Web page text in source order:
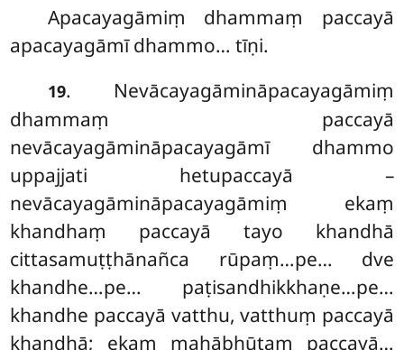
Apacayagāmiṃ dhammaṃ paccayā
apacayagāmī dhammo… tīṇi.
19. Nevācayagāmināpacayagāmiṃ
dhammaṃ paccayā
nevācayagāmināpacayagāmī dhammo
uppajjati hetupaccayā –
nevācayagāmināpacayagāmiṃ ekaṃ
khandhaṃ paccayā tayo khandhā
cittasamuṭṭhānañca rūpaṃ…pe… dve
khandhe…pe… paṭisandhikkhaṇe…pe…
khandhe paccayā vatthu, vatthuṃ paccayā
khandhā; ekaṃ mahābhūtaṃ paccayā…